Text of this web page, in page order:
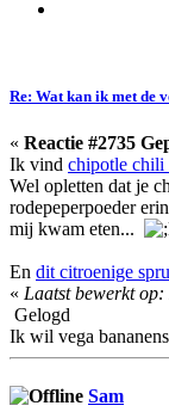
Re: Wat kan ik met de
« Reactie #2735
Ik vind chipotle chili
Wel opletten dat je
rodepeperpoeder
mij kwam eten...
En dit citroenige
« Laatst bewerkt
Gelogd
Ik wil vega
Sam